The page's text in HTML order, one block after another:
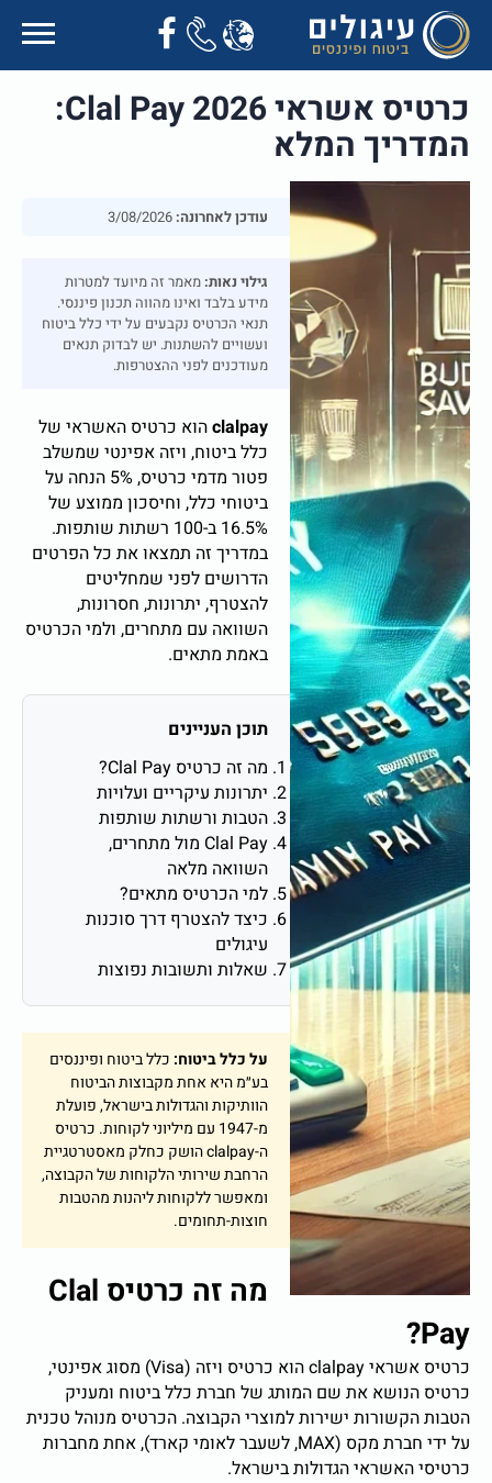
כרטיס אשראי Clal Pay 2026:
המדריך המלא
עודכן לאחרונה:
גילוי נאות: מאמר זה מיועד למטרות
מידע בלבד ואינו מהווה תכנון פיננסי.
תנאי הכרטיס נקבעים על ידי כלל ביטוח
ועשויים להשתנות. יש לבדוק תנאים
מעודכנים לפני ההצטרפות.
clalpayהוא כרטיס האשראי של
כלל ביטוח, ויזה אפינטי שמשלב
פטור מדמי כרטיס, 5% הנחה על
ביטוחי כלל, וחיסכון ממוצע של
16.5% ב-100 רשתות שותפות.
במדריך זה תמצאו את כל הפרטים
הדרושים לפני שמחליטים
להצטרף, יתרונות, חסרונות,
השוואה עם מתחרים, ולמי הכרטיס
באמת מתאים.
תוכן העניינים
מה זה כרטיס Clal Pay?
יתרונות עיקריים ועלויות
הטבות ורשתות שותפות
Clal Pay מול מתחרים,
השוואה מלאה
למי הכרטיס מתאים?
כיצד להצטרף דרך סוכנות
עיגולים
שאלות ותשובות נפוצות
על כלל ביטוח: כלל ביטוח ופיננסים
בע״מ היא אחת מקבוצות הביטוח
הוותיקות והגדולות בישראל, פועלת
מ-1947 עם מיליוני לקוחות. כרטיס
ה-clalpay הושק כחלק מאסטרטגיית
הרחבת שירותי הלקוחות של הקבוצה,
ומאפשר ללקוחות ליהנות מהטבות
חוצות-תחומים.
מה זה כרטיס Clal
Pay?
כרטיס אשראי clalpay הוא כרטיס ויזה (Visa) מסוג אפינטי,
כרטיס הנושא את שם המותג של חברת כלל ביטוח ומעניק
הטבות הקשורות ישירות למוצרי הקבוצה. הכרטיס מנוהל טכנית
על ידי חברת מקס (MAX, לשעבר לאומי קארד), אחת מחברות
כרטיסי האשראי הגדולות בישראל.